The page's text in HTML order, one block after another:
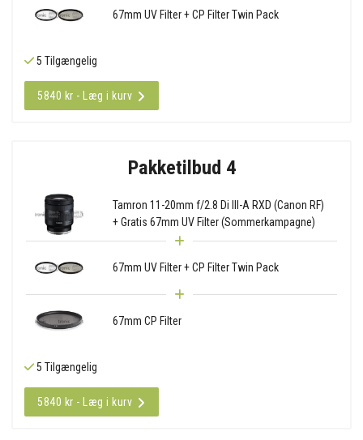
67mm UV Filter + CP Filter Twin Pack
5 Tilgængelig
5840 kr - Læg i kurv
Pakketilbud 4
Tamron 11-20mm f/2.8 Di III-A RXD (Canon RF)
+ Gratis 67mm UV Filter (Sommerkampagne)
67mm UV Filter + CP Filter Twin Pack
67mm CP Filter
5 Tilgængelig
5840 kr - Læg i kurv